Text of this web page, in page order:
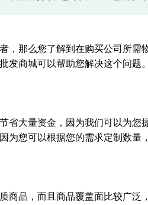
，那么您了解到在购买公司所需
发商城可以帮助您解决这个问题。
省大量资金，因为我们可以为您
为您可以根据您的需求定制数量
商品，而且商品覆盖面比较广泛